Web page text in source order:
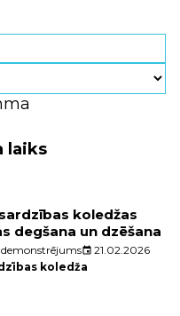
laiks
koledžas
degšana un dzēšana
event 21.02.2026
koledža